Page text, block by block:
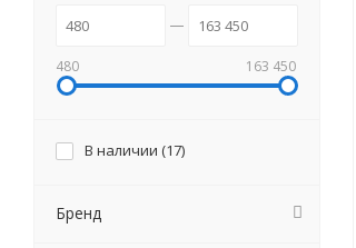
480 163 450
В наличии (17)
Бренд